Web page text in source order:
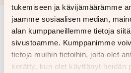
tukemiseen ja kävijämäärämme
jaamme sosiaalisen median,
alan kumppaneillemme tietoja
sivustoamme. Kumppanimme
tietoja muihin tietoihin, joita olet
kerätty, kun olet käyttänyt heidän
Samankaltaisia
Katso kaikki